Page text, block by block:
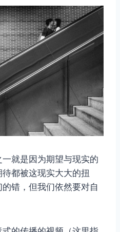
就是因为期望与现实的
都被这现实大大的扭
错，但我们依然要对自